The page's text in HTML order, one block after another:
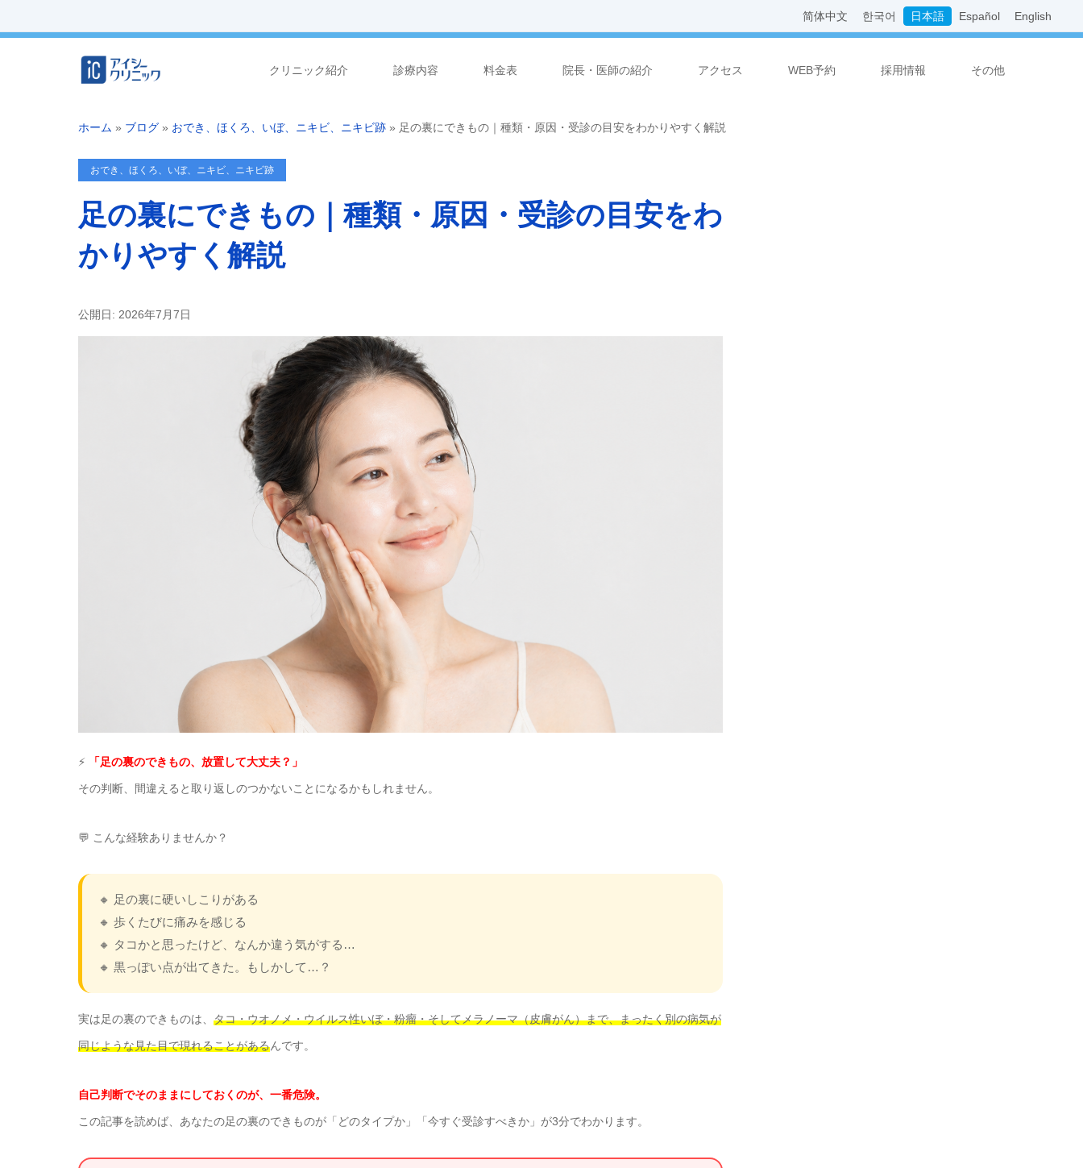
简体中文 한국어 日本語 Español English
クリニック紹介 診療内容 料金表 院長・医師の紹介 アクセス WEB予約 採用情報 その他
ホーム » ブログ » おでき、ほくろ、いぼ、ニキビ、ニキビ跡 » 足の裏にできもの｜種類・原因・受診の目安をわかりやすく解説
おでき、ほくろ、いぼ、ニキビ、ニキビ跡
足の裏にできもの｜種類・原因・受診の目安をわ
かりやすく解説
公開日: 2026年7月7日
⚡ 「足の裏のできもの、放置して大丈夫？」
その判断、間違えると取り返しのつかないことになるかもしれません。
💬 こんな経験ありませんか？
🔸 足の裏に硬いしこりがある
🔸 歩くたびに痛みを感じる
🔸 タコかと思ったけど、なんか違う気がする…
🔸 黒っぽい点が出てきた。もしかして…？
実は足の裏のできものは、 タコ・ウオノメ・ウイルス性いぼ・粉瘤・そしてメラノーマ（皮膚がん）まで、まったく別の病気が
同じような見た目で現れることがあるんです。
自己判断でそのままにしておくのが、一番危険。
この記事を読めば、あなたの足の裏のできものが「どのタイプか」「今すぐ受診すべきか」が3分でわかります。